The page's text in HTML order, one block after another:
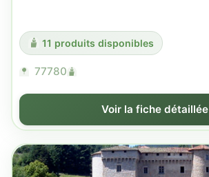
11 produits disponibles
77780
Voir la fiche détaillée